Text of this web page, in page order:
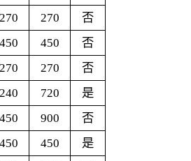
270 270
否
450 450
否
270 270
否
240 720
是
450 900
否
450 450
是